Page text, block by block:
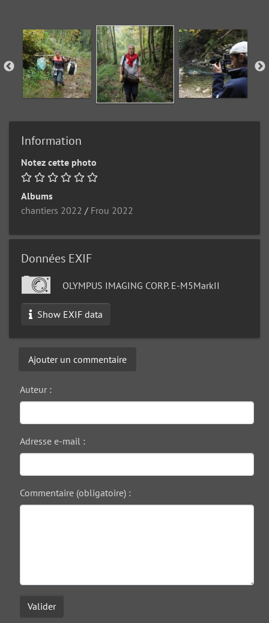
Information
Notez cette photo
Albums
chantiers 2022 / Frou 2022
Données EXIF
OLYMPUS IMAGING CORP. E-M5MarkII
Show EXIF data
Ajouter un commentaire
Auteur :
Adresse e-mail :
Commentaire (obligatoire) :
Valider